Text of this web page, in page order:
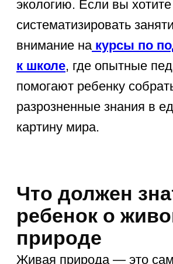
(корова, лошадь, коза, курица,
гусь) и их польза для человека.
(воробей, ворона,
синица, ласточка, аист, лебедь).
Насекомые(бабочка, муравей,
их жизненного цикла.
Обсуждая детенышей животных,
среду их обитания и питание, мы
учим дошкольника бережному
отношению ко всему живому. Важно
подкреплять теорию
рассматривать жучков на прогулке,